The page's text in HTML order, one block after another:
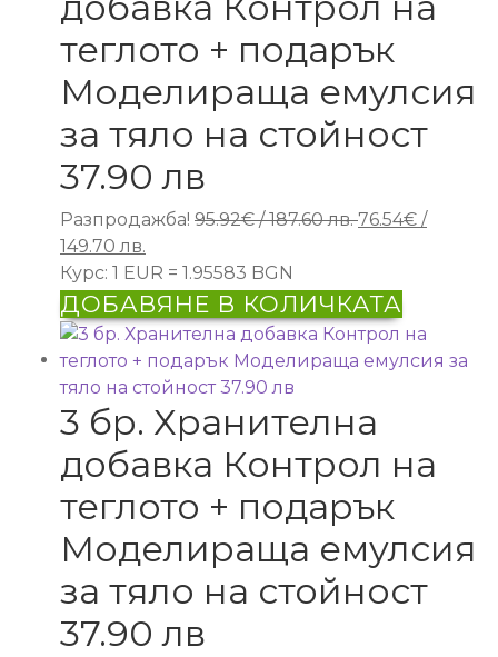
теглото + подарък
Моделираща емулсия
за тяло на стойност
37.90 лв
Разпродажба! 95.92€/ 187.60 лв.Original
95.92€
/
187.60 лв..
76.54€ /
149.70 лв.
цена
е:
76.54€
/
149.70 лв..
Курс: 1 EUR = 1.95583 BGN
ДОБАВЯНЕ В КОЛИЧКАТА
3 бр. Хранителна
добавка Контрол на
теглото + подарък
Моделираща емулсия
за тяло на стойност
37.90 лв